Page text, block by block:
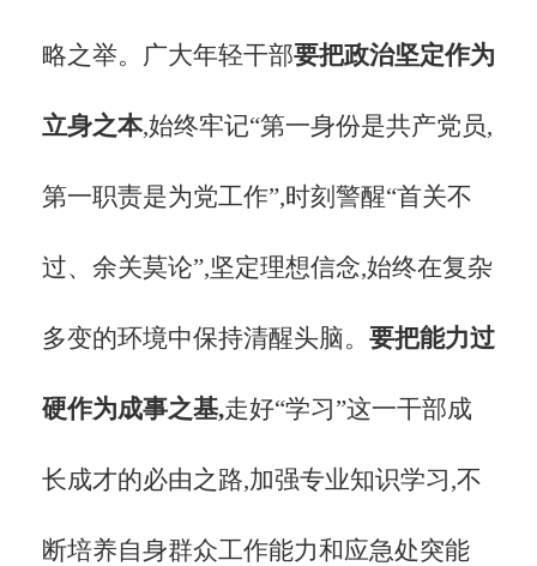
略之举。广大年轻干部要把政治坚定作为
立身之本,始终牢记“第一身份是共产党员,
第一职责是为党工作”,时刻警醒“首关不
过、余关莫论”,坚定理想信念,始终在复杂
多变的环境中保持清醒头脑。 要把能力过
硬作为成事之基,走好“学习”这一干部成
长成才的必由之路,加强专业知识学习,不
断培养自身群众工作能力和应急处突能